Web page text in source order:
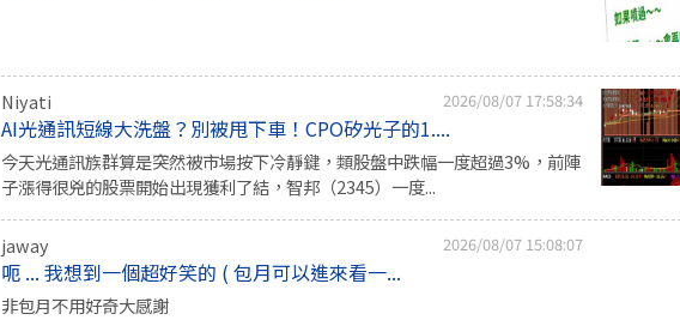
Niyati 2026/08/07 17:58:34
AI光通訊短線大洗盤？別被甩下車！CPO矽光子的1....
今天光通訊族群算是突然被市場按下冷靜鍵，類股盤中跌幅一度超過3%，前陣
子漲得很兇的股票開始出現獲利了結，智邦（2345）一度...
jaway 2026/08/07 15:08:07
呃 ... 我想到一個超好笑的 ( 包月可以進來看一...
非包月不用好奇大感謝